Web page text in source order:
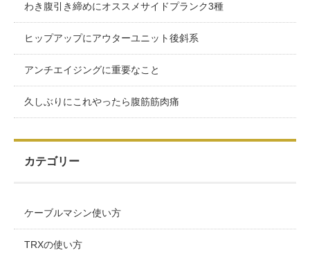
わき腹引き締めにオススメサイドプランク3種
ヒップアップにアウターユニット後斜系
アンチエイジングに重要なこと
久しぶりにこれやったら腹筋筋肉痛
カテゴリー
ケーブルマシン使い方
TRXの使い方